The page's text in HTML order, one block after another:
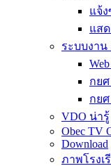
แจ้
แส
ระบบงาน
กย
กย
VDO น่ารู้
Obec TV
Download
ภาพโรงเ